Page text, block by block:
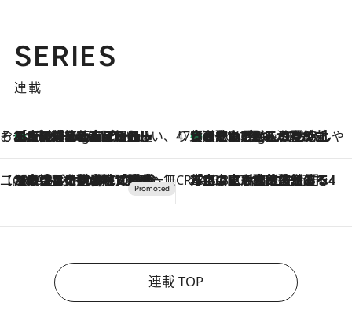
SERIES
連載
そおだよおこの関西おいしい、おやつ紀行1 Hour Ago
［大阪府箕面市］一皿一皿目の前で仕上げられる、料理を巧みに組み込んだアシェットデセールコース「ミチル アシェット デセール（Michiru assiette dessert）」 47都道府県の手みやげ ひんやりスイーツで夏を満喫
1 Hour Ago
【和歌山県】この夏絶対食べたい 冷やしておいしいおやつ3選 みかんがごろっと丸ごと入ったジュレ
【CREA×星野リゾート】唯一無二。癒しと発見が待つ場所へ
2026.8.7
【トンボの足水浴】ヒノキの香りに包まれて涼感マックス！約13℃の湧水かけ流しを避暑地「星野温泉 トンボの湯」で体験 CREA'S CHOICE
2026.8.7
「立川にも歌舞伎があるんだよ」 片岡仁左衛門・市川中車ら豪華座組みで4年目の立川立飛歌舞伎へ
連載 TOP